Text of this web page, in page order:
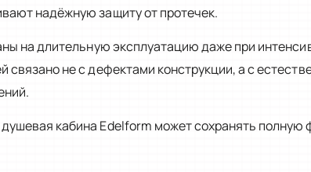
надёжную защиту от протечек.
на длительную эксплуатацию даже при
связано не с дефектами конструкции, а с
кабина Edelform может сохранять полную